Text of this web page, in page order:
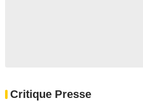
Critique Presse